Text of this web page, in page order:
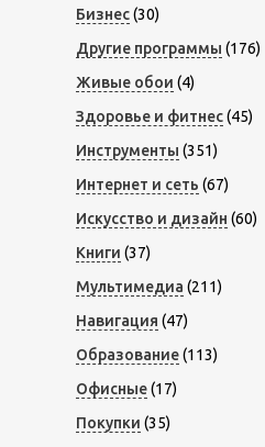
Бизнес(30)
Другие программы (176)
Живые обои (4)
Здоровье и фитнес(45)
Инструменты (351)
Интернет и сеть (67)
Искусство и дизайн (60)
Книги (37)
Мультимедиа (211)
Навигация (47)
Образование(113)
Офисные(17)
Покупки (35)